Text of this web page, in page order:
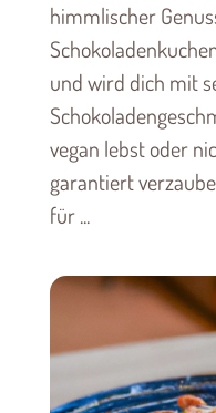
himmlischer
und wird dich mit
vegan lebst oder
garantiert
für ...